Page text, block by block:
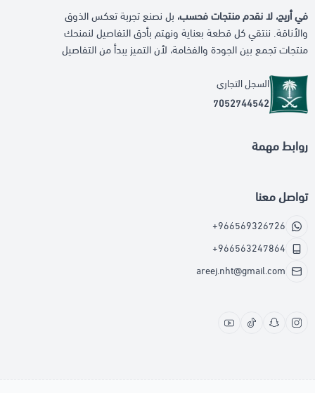
في أريج، لا نقدم منتجات فحسب، بل نصنع تجربة تعكس الذوق
والأناقة. ننتقي كل قطعة بعناية ونهتم بأدق التفاصيل لنمنحك
منتجات تجمع بين الجودة والفخامة، لأن التميز يبدأ من التفاصيل
السجل التجاري
7052744542
روابط مهمة
تواصل معنا
+966569326726
+966563247864
areej.nht@gmail.com